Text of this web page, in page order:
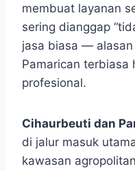
membuat layanan
sering dianggap
jasa biasa —
Pamarican terbiasa
profesional.
Cihaurbeuti dan
di jalur masuk
kawasan